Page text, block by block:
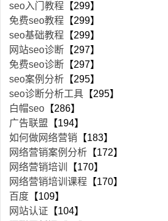
seo入门教程 【299】
免费seo教程 【299】
seo基础教程 【299】
网站seo诊断 【297】
免费seo诊断 【297】
seo案例分析 【295】
seo诊断分析工具 【295】
白帽seo 【286】
广告联盟 【194】
如何做网络营销 【183】
网络营销案例分析 【172】
网络营销培训
【170】
网络营销培训课程 【170】
百度 【109】
网站认证 【104】